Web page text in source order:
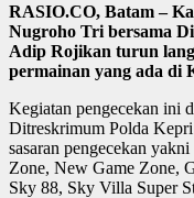
RASIO.CO, Batam –
Nugroho Tri bersama
Adip Rojikan turun
permainan yang ada di
Kegiatan pengecekan ini
Ditreskrimum Polda Kepri
sasaran pengecekan
Zone, New Game Zone,
Sky 88, Sky Villa Super